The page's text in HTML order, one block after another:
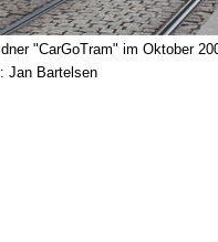
"CarGoTram" im Oktober
Jan Bartelsen